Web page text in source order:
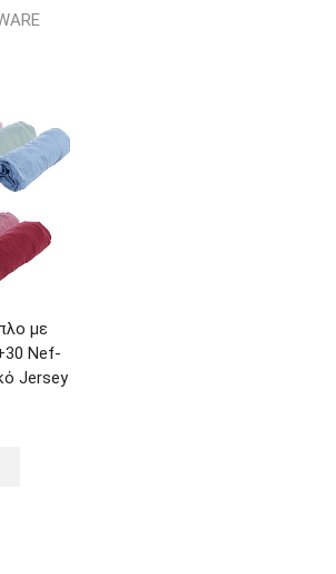
με
Nef-
Jersey